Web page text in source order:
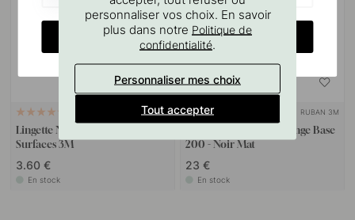
Lingette Nettoyante Pour
Surfaces 3M
3.60 €
En stock
RUBAN 3M
Porte-Papier De Rechange Base
200 - Noir Mat
23 €
En stock
personnaliser vos choix. En savoir
plus dans notre Politique de
confidentialité.
Personnaliser mes choix
Tout accepter
CHANGE COUNTRY